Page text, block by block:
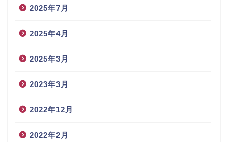
2025年7月
2025年4月
2025年3月
2023年3月
2022年12月
2022年2月